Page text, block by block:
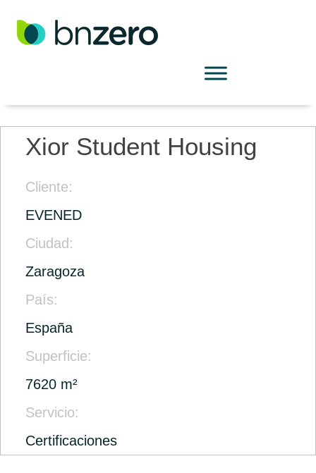
Xior Student Housing
Cliente:
EVENED
Ciudad:
Zaragoza
País:
España
Superficie:
7620 m²
Servicio:
Certificaciones